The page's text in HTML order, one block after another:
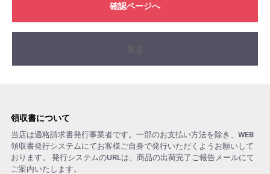
確認ページへ
領収書について
当店は適格請求書発行事業者です。一部のお支払い方法を除き、WEB
領収書発行システムにてお客様ご自身で発行いただくようお願いして
おります。 発行システムのURLは、商品の出荷完了ご報告メールにて
ご案内いたします。